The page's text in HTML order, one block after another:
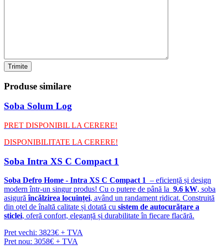
Trimite
Produse similare
Soba Solum Log
PRET DISPONIBIL LA CERERE!
DISPONIBILITATE LA CERERE!
Soba Intra XS C Compact 1
Soba Defro Home - Intra XS C Compact 1 – eficiență și design
modern într-un singur produs! Cu o putere de până la 9.6 kW, soba
asigurăîncălzirea locuinței, având un randament ridicat. Construită
din oțel de înaltă calitate și dotată cu sistem de autocurățare a
sticlei, oferă confort, eleganță și durabilitate în fiecare flacără.
Pret vechi: 3823€ + TVA
Pret nou: 3058€ + TVA